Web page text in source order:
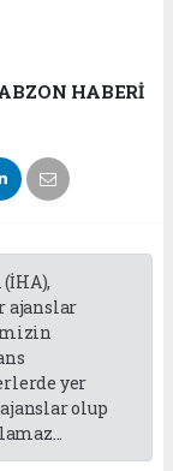
HABERİ
ajanslar
yer
olup